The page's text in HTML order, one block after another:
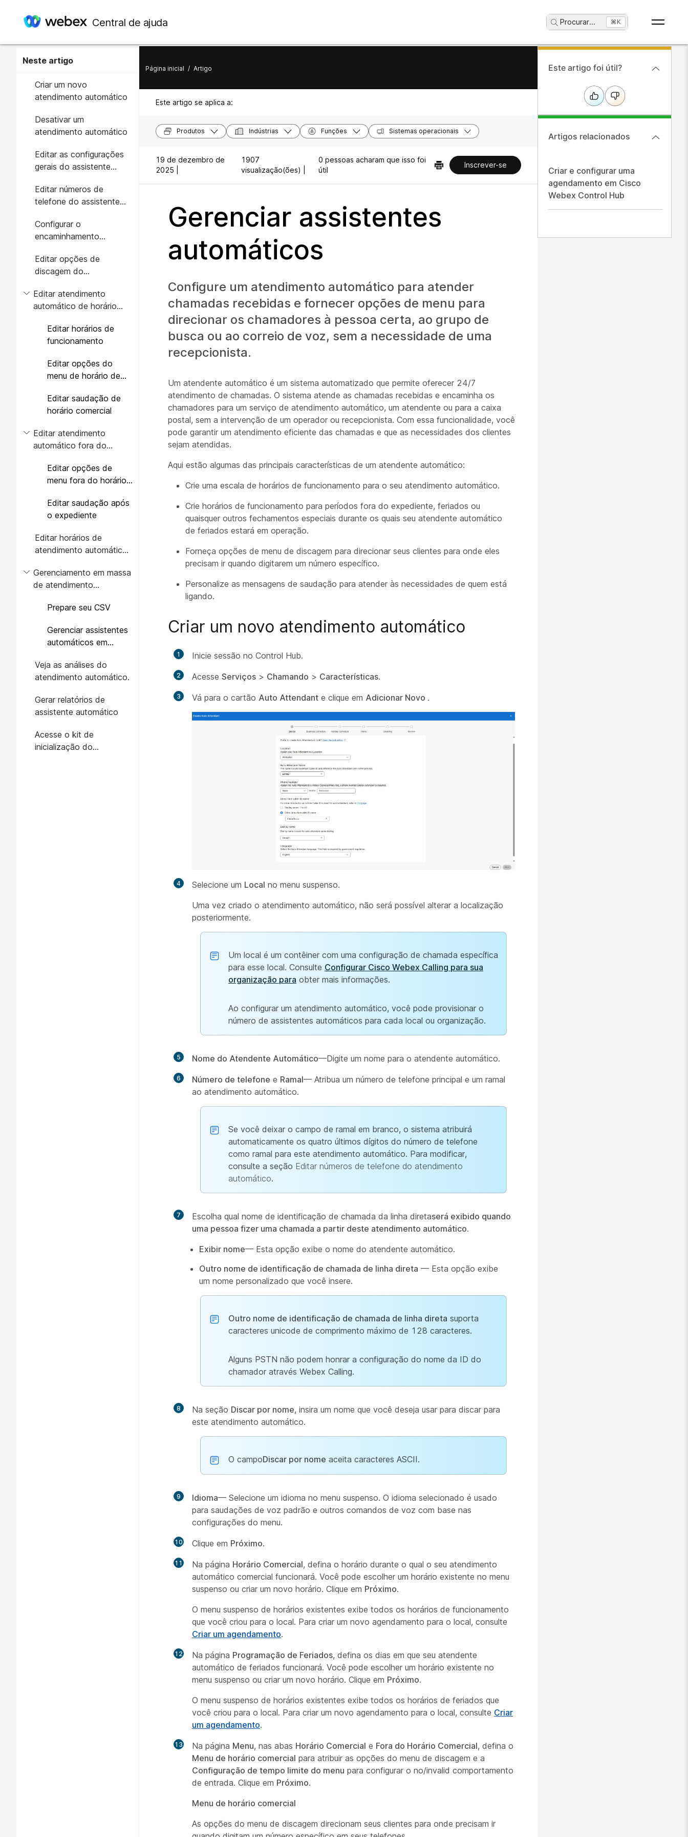
Central de ajuda Procurar... ⌘K
Neste artigo
Criar um novo
atendimento automático
Desativar um
atendimento automático
Editar as configurações
gerais do assistente
Editar números de
telefone do assistente
Configurar o
encaminhamento
do atendimento
automático
Editar opções de
discagem do
Editar atendimento
automático de horário
Editar horários de
funcionamento
Editar opções do
menu de horário de
Editar saudação de
horário comercial
Editar atendimento
automático fora do
Editar opções de
menu fora do horário
Editar saudação após
o expediente
Editar horários de
atendimento automático
Gerenciamento em massa
de atendimento
Prepare seu CSV
Gerenciar assistentes
automáticos em
Veja as análises do
atendimento automático.
Gerar relatórios de
assistente automático
Acesse o kit de
inicialização do
Página inicial / Artigo
Este artigo se aplica a:
Produtos Indústrias Funções Sistemas operacionais
19 de dezembro de
2025 |
1907
visualização(ões) |
0 pessoas acharam que isso foi
útil
Inscrever-se
Gerenciar assistentes
automáticos
Configure um atendimento automático para atender
chamadas recebidas e fornecer opções de menu para
direcionar os chamadores à pessoa certa, ao grupo de
busca ou ao correio de voz, sem a necessidade de uma
recepcionista.
Um atendente automático é um sistema automatizado que permite oferecer 24/7
atendimento de chamadas. O sistema atende as chamadas recebidas e encaminha os
chamadores para um serviço de atendimento automático, um atendente ou para a caixa
postal, sem a intervenção de um operador ou recepcionista. Com essa funcionalidade, você
pode garantir um atendimento eficiente das chamadas e que as necessidades dos clientes
sejam atendidas.
Aqui estão algumas das principais características de um atendente automático:
Crie uma escala de horários de funcionamento para o seu atendimento automático.
Crie horários de funcionamento para períodos fora do expediente, feriados ou
quaisquer outros fechamentos especiais durante os quais seu atendente automático
de feriados estará em operação.
Forneça opções de menu de discagem para direcionar seus clientes para onde eles
precisam ir quando digitarem um número específico.
Personalize as mensagens de saudação para atender às necessidades de quem está
ligando.
Criar um novo atendimento automático
1 Inicie sessão no Control Hub.
2 Acesse Serviços > Chamando > Características.
3 Vá para o cartão Auto Attendant e clique em Adicionar Novo .
4 Selecione um Local no menu suspenso.
Uma vez criado o atendimento automático, não será possível alterar a localização
posteriormente.
Um local é um contêiner com uma configuração de chamada específica
para esse local. Consulte Configurar Cisco Webex Calling para sua
organização para obter mais informações.
Ao configurar um atendimento automático, você pode provisionar o
número de assistentes automáticos para cada local ou organização.
5 Nome do Atendente Automático—Digite um nome para o atendente automático.
6 Número de telefone e Ramal— Atribua um número de telefone principal e um ramal
ao atendimento automático.
Se você deixar o campo de ramal em branco, o sistema atribuirá
automaticamente os quatro últimos dígitos do número de telefone
como ramal para este atendimento automático. Para modificar,
consulte a seção Editar números de telefone do atendimento
automático.
7 Escolha qual nome de identificação de chamada da linha diretaserá exibido quando
uma pessoa fizer uma chamada a partir deste atendimento automático.
Exibir nome— Esta opção exibe o nome do atendente automático.
Outro nome de identificação de chamada de linha direta — Esta opção exibe
um nome personalizado que você insere.
Outro nome de identificação de chamada de linha direta suporta
caracteres unicode de comprimento máximo de 128 caracteres.
Alguns PSTN não podem honrar a configuração do nome da ID do
chamador através Webex Calling.
8 Na seção Discar por nome, insira um nome que você deseja usar para discar para
este atendimento automático.
O campoDiscar por nome aceita caracteres ASCII.
9 Idioma— Selecione um idioma no menu suspenso. O idioma selecionado é usado
para saudações de voz padrão e outros comandos de voz com base nas
configurações do menu.
10 Clique em Próximo.
11 Na página Horário Comercial, defina o horário durante o qual o seu atendimento
automático comercial funcionará. Você pode escolher um horário existente no menu
suspenso ou criar um novo horário. Clique em Próximo.
O menu suspenso de horários existentes exibe todos os horários de funcionamento
que você criou para o local. Para criar um novo agendamento para o local, consulte
Criar um agendamento.
12 Na página Programação de Feriados, defina os dias em que seu atendente
automático de feriados funcionará. Você pode escolher um horário existente no
menu suspenso ou criar um novo horário. Clique em Próximo.
O menu suspenso de horários existentes exibe todos os horários de feriados que
você criou para o local. Para criar um novo agendamento para o local, consulte Criar
um agendamento.
13 Na página Menu, nas abas Horário Comercial e Fora do Horário Comercial, defina o
Menu de horário comercial para atribuir as opções do menu de discagem e a
Configuração de tempo limite do menu para configurar o no/invalid comportamento
de entrada. Clique em Próximo.
Menu de horário comercial
As opções do menu de discagem direcionam seus clientes para onde precisam ir
Este artigo foi útil?
Artigos relacionados
Criar e configurar uma
agendamento em Cisco
Webex Control Hub